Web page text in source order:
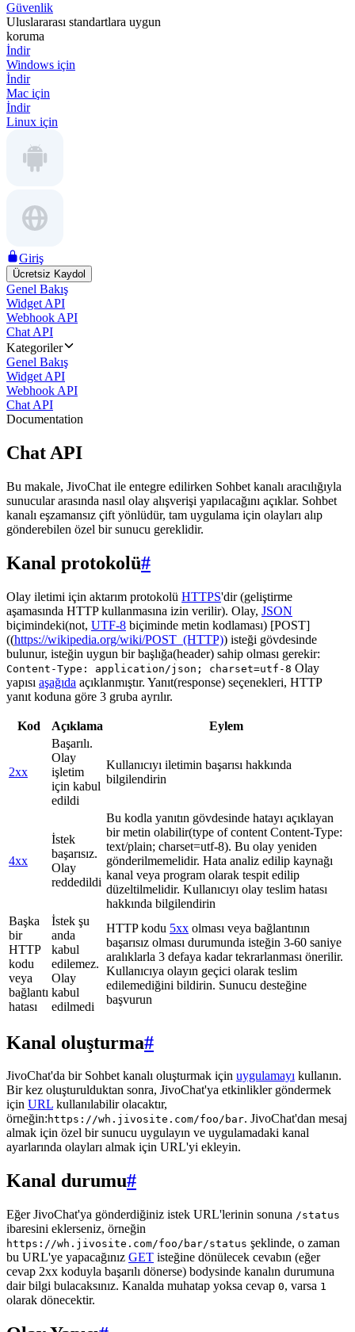
Güvenlik
Uluslararası standartlara uygun
koruma
İndir
Windows için
İndir
Mac için
İndir
Linux için
Giriş
Ücretsiz Kaydol
Genel Bakış
Widget API
Webhook API
Chat API
Kategoriler
Genel Bakış
Widget API
Webhook API
Chat API
Documentation
Chat API
Bu makale, JivoChat ile entegre edilirken Sohbet kanalı aracılığıyla
sunucular arasında nasıl olay alışverişi yapılacağını açıklar. Sohbet
kanalı eşzamansız çift yönlüdür, tam uygulama için olayları alıp
gönderebilen özel bir sunucu gereklidir.
Kanal protokolü#
Olay iletimi için aktarım protokolü HTTPS'dir (geliştirme
aşamasında HTTP kullanmasına izin verilir). Olay, JSON
biçimindeki(not, UTF-8 biçiminde metin kodlaması) [POST]
((https://wikipedia.org/wiki/POST_(HTTP)) isteği gövdesinde
bulunur, isteğin uygun bir başlığa(header) sahip olması gerekir:
Content-Type: application/json; charset=utf-8 Olay
yapısı aşağıda açıklanmıştır. Yanıt(response) seçenekleri, HTTP
yanıt koduna göre 3 gruba ayrılır.
Kod Açıklama Eylem
2xx
Başarılı.
Olay
işletim
için kabul
edildi
Kullanıcıyı iletimin başarısı hakkında
bilgilendirin
4xx
İstek
başarısız.
Olay
reddedildi
Bu kodla yanıtın gövdesinde hatayı açıklayan
bir metin olabilir(type of content Content-Type:
text/plain; charset=utf-8). Bu olay yeniden
gönderilmemelidir. Hata analiz edilip kaynağı
kanal veya program olarak tespit edilip
düzeltilmelidir. Kullanıcıyı olay teslim hatası
hakkında bilgilendirin
Başka
bir
HTTP
kodu
veya
bağlantı
hatası
İstek şu
anda
kabul
edilemez.
Olay
kabul
edilmedi
HTTP kodu 5xx olması veya bağlantının
başarısız olması durumunda isteğin 3-60 saniye
aralıklarla 3 defaya kadar tekrarlanması önerilir.
Kullanıcıya olayın geçici olarak teslim
edilemediğini bildirin. Sunucu desteğine
başvurun
Kanal oluşturma#
JivoChat'da bir Sohbet kanalı oluşturmak için uygulamayı kullanın.
Bir kez oluşturulduktan sonra, JivoChat'ya etkinlikler göndermek
için URL kullanılabilir olacaktır,
örneğin: https://wh.jivosite.com/foo/bar. JivoChat'dan mesaj
almak için özel bir sunucu uygulayın ve uygulamadaki kanal
ayarlarında olayları almak için URL'yi ekleyin.
Kanal durumu#
Eğer JivoChat'ya gönderdiğiniz istek URL'lerinin sonuna /status
ibaresini eklerseniz, örneğin
https://wh.jivosite.com/foo/bar/status şeklinde, o zaman
bu URL'ye yapacağınız GET isteğine dönülecek cevabın (eğer
cevap 2xx koduyla başarılı dönerse) bodysinde kanalın durumuna
dair bilgi bulacaksınız. Kanalda muhatap yoksa cevap 0, varsa 1
olarak dönecektir.